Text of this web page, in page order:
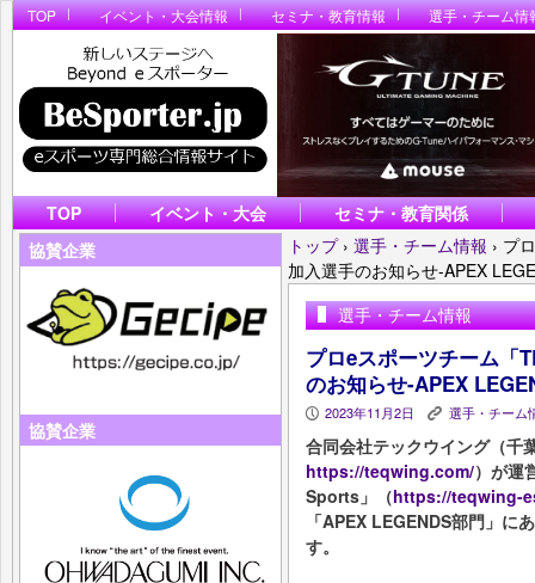
TOP イベント・大会情報 セミナ・教育情報 選手・チーム情
TOP イベント・大会
セミナ・教育関係
協賛企業
協賛企業
トップ › 選手・チーム情報 › プ
加入選手のお知らせ-APEX
選手・チーム情報
プロeスポーツチーム「
のお知らせ-APEX
P 2023年11月2日 K 選手・チーム
合同会社テックウイング（千
https://teqwing.com/）が運
Sports」（https://teqwing-
「APEX LEGENDS部門」に
す。